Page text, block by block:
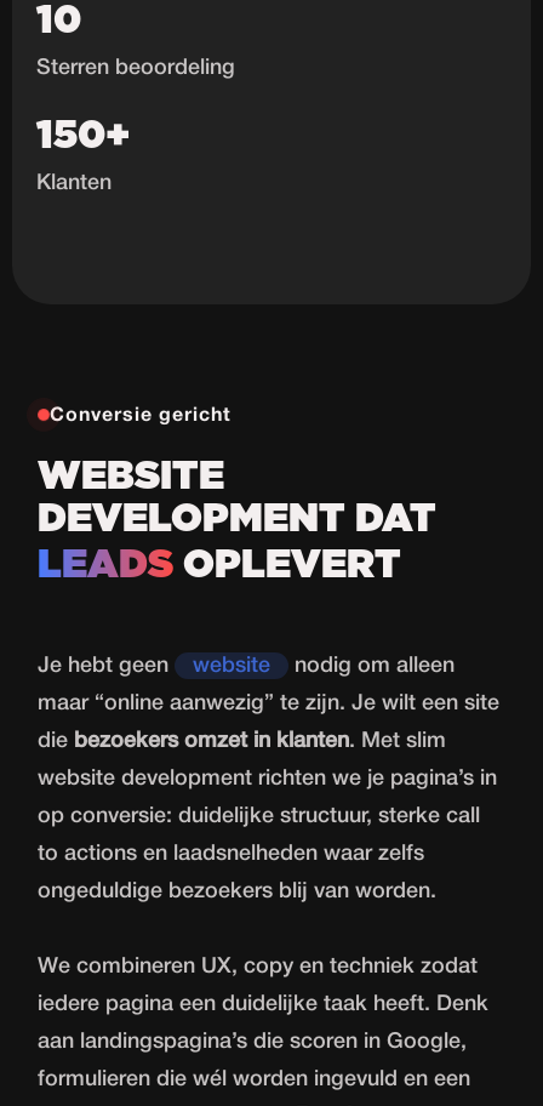
10
Sterren beoordeling
150+
Klanten
Conversie gericht
WEBSITE
DEVELOPMENT DAT
LEADS OPLEVERT
Je hebt geen website
nodig om alleen
maar “online aanwezig” te zijn. Je wilt een site
die bezoekers omzet in klanten. Met slim
website development richten we je pagina’s in
op conversie: duidelijke structuur, sterke call
to actions en laadsnelheden waar zelfs
ongeduldige bezoekers blij van worden.
We combineren UX, copy en techniek zodat
iedere pagina een duidelijke taak heeft. Denk
aan landingspagina’s die scoren in Google,
formulieren die wél worden ingevuld en een